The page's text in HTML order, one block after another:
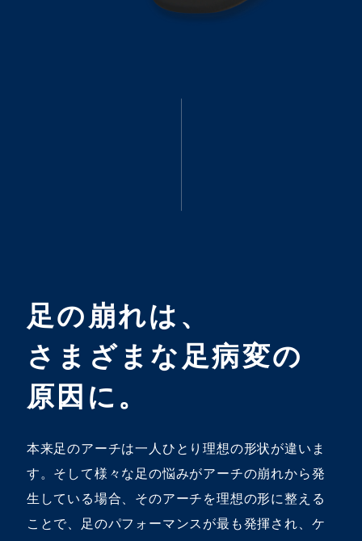
足の崩れは、
さまざまな足病変の
原因に。
本来足のアーチは一人ひとり理想の形状が違いま
す。 そして様々な足の悩みがアーチの崩れから発
生している場合、 そのアーチを理想の形に整える
ことで、 足のパフォーマンスが最も発揮され、ケ